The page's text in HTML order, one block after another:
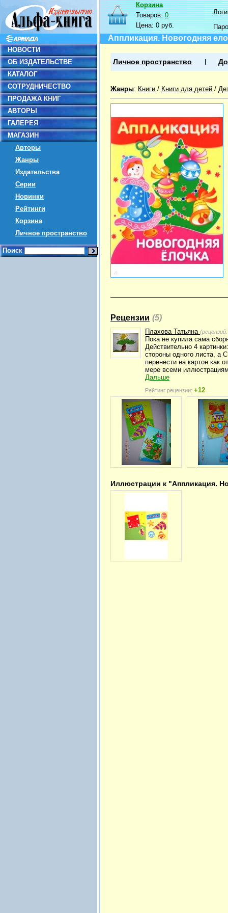
НОВОСТИ
ОБ ИЗДАТЕЛЬСТВЕ
КАТАЛОГ
СОТРУДНИЧЕСТВО
ПРОДАЖА КНИГ
АВТОРЫ
ГАЛЕРЕЯ
МАГАЗИН
Авторы
Жанры
Издательства
Серии
Новинки
Рейтинги
Корзина
Личное пространство
Поиск
Корзина
Товаров:0
Цена:0 руб.
Аппликация. Новогодняя
Личное пространство
Жанры: Книги / Книги для детей /
Рецензии (5)
Плахова Татьяна
Пока не купила сама
Действительно 4
стороны одного листа, а
перенести на картон как
мере всеми
Дальше
Рейтинг рецензии: +12
Иллюстрации к "Аппликация.